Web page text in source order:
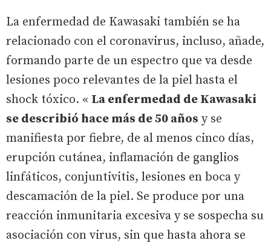
La enfermedad de Kawasaki también se ha
relacionado con el coronavirus, incluso, añade,
formando parte de un espectro que va desde
lesiones poco relevantes de la piel hasta el
shock tóxico. « La enfermedad de Kawasaki
se describió hace más de 50 años y se
manifiesta por fiebre, de al menos cinco días,
erupción cutánea, inflamación de ganglios
linfáticos, conjuntivitis, lesiones en boca y
descamación de la piel. Se produce por una
reacción inmunitaria excesiva y se sospecha su
asociación con virus, sin que hasta ahora se